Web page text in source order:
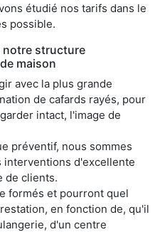
étudié nos tarifs dans le
possible.
notre structure
maison
avec la plus grande
de cafards rayés, pour
intact, l'image de
préventif, nous sommes
interventions d'excellente
de clients.
formés et pourront quel
en fonction de, qu'il
d'un centre